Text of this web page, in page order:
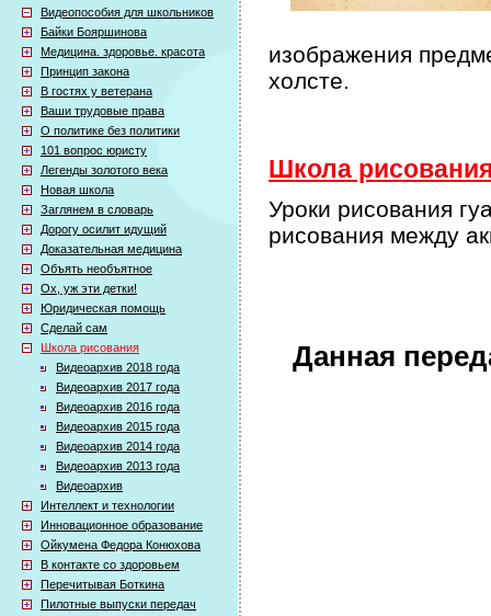
Видеопособия для школьников
Байки Бояршинова
Медицина. здоровье. красота
Принцип закона
В гостях у ветерана
Ваши трудовые права
О политике без политики
101 вопрос юристу
Легенды золотого века
Новая школа
Заглянем в словарь
Дорогу осилит идущий
Доказательная медицина
Объять необъятное
Ох, уж эти детки!
Юридическая помощь
Сделай сам
Школа рисования
Видеоархив 2018 года
Видеоархив 2017 года
Видеоархив 2016 года
Видеоархив 2015 года
Видеоархив 2014 года
Видеоархив 2013 года
Видеоархив
Интеллект и технологии
Инновационное образование
Ойкумена Федора Конюхова
В контакте со здоровьем
Перечитывая Боткина
Пилотные выпуски передач
изображения
холсте.
Школа
Уроки рисования
рисования между
Данная